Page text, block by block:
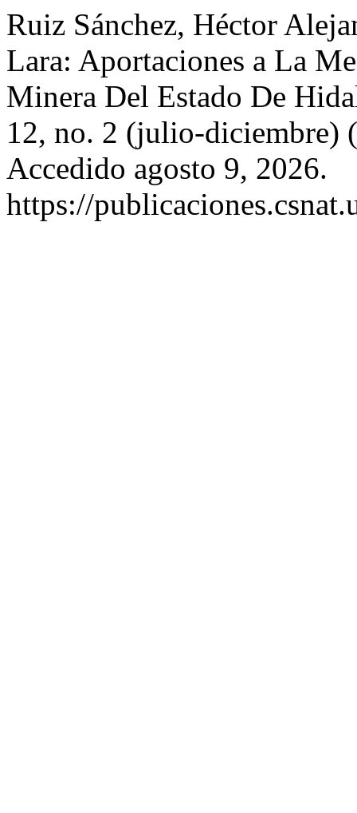
Ruiz Sánchez, Héctor
Lara: Aportaciones a La
Minera Del Estado De
12, no. 2 (julio-diciembre)
Accedido agosto 9, 2026.
https://